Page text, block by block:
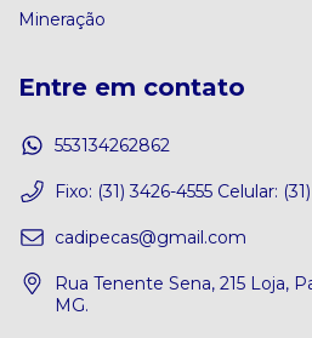
Mineração
Entre em contato
553134262862
Fixo: (31) 3426-4555 Celular:
cadipecas@gmail.com
Rua Tenente Sena, 215 Loja,
MG.